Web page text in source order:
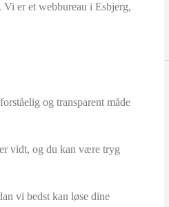
er et webbureau i Esbjerg,
og transparent måde
vidt, og du kan være tryg
vi bedst kan løse dine